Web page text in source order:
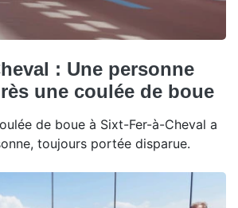
: Une personne
une coulée de boue
de boue à Sixt-Fer-à-Cheval a
toujours portée disparue.